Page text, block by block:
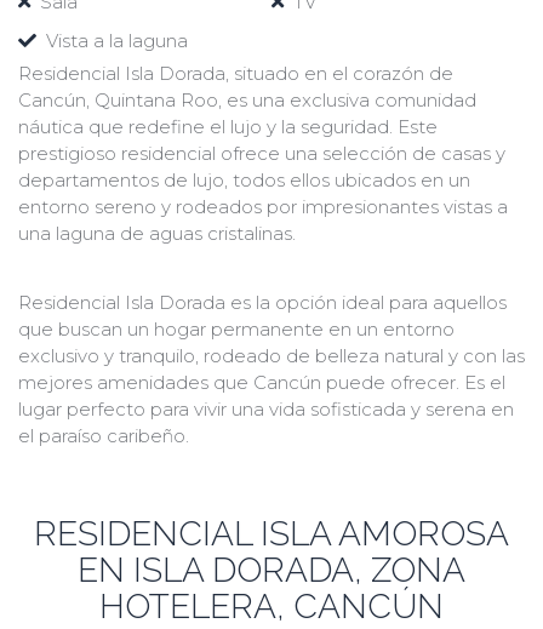
Vista a la laguna
Residencial Isla Dorada, situado en el corazón de
Cancún, Quintana Roo, es una exclusiva comunidad
náutica que redefine el lujo y la seguridad. Este
prestigioso residencial ofrece una selección de casas y
departamentos de lujo, todos ellos ubicados en un
entorno sereno y rodeados por impresionantes vistas a
una laguna de aguas cristalinas.
Residencial Isla Dorada es la opción ideal para aquellos
que buscan un hogar permanente en un entorno
exclusivo y tranquilo, rodeado de belleza natural y con las
mejores amenidades que Cancún puede ofrecer. Es el
lugar perfecto para vivir una vida sofisticada y serena en
el paraíso caribeño.
RESIDENCIAL ISLA AMOROSA
EN ISLA DORADA, ZONA
HOTELERA, CANCÚN